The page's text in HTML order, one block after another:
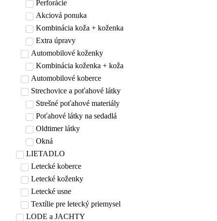
Perforácie
Akciová ponuka
Kombinácia koža + koženka
Extra úpravy
Automobilové koženky
Kombinácia koženka + koža
Automobilové koberce
Strechovice a poťahové látky
Strešné poťahové materiály
Poťahové látky na sedadlá
Oldtimer látky
Okná
LIETADLO
Letecké koberce
Letecké koženky
Letecké usne
Textílie pre letecký priemysel
LODE a JACHTY